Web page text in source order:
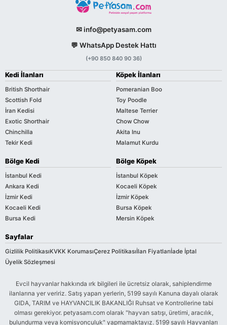
✉ info@petyasam.com
💬 WhatsApp Destek Hattı
(+90 850 840 90 36)
Kedi İlanları
British Shorthair
Scottish Fold
İran Kedisi
Exotic Shorthair
Chinchilla
Tekir Kedi
Köpek İlanları
Pomeranian Boo
Toy Poodle
Maltese Terrier
Chow Chow
Akita Inu
Malamut Kurdu
Bölge Kedi
İstanbul Kedi
Ankara Kedi
İzmir Kedi
Kocaeli Kedi
Bursa Kedi
Bölge Köpek
İstanbul Köpek
Kocaeli Köpek
İzmir Köpek
Bursa Köpek
Mersin Köpek
Sayfalar
Gizlilik PolitikasıKVKK KorumasıÇerez Politikasıİlan Fiyatlarıİade İptal
Üyelik Sözleşmesi
Evcil hayvanlar hakkında ırk bilgileri ile ücretsiz olarak, sahiplendirme
ilanlarına yer veririz. Satış yapan yerlerin, 5199 sayılı Kanuna dayalı olarak
GIDA, TARIM ve HAYVANCILIK BAKANLIĞI Ruhsat ve Kontrollerine tabi
olması gerekiyor. petyasam.com olarak "hayvan satışı, üretimi, aracılık,
bulundurma veya komisyonculuk" yapmamaktayız. 5199 sayılı Hayvanları